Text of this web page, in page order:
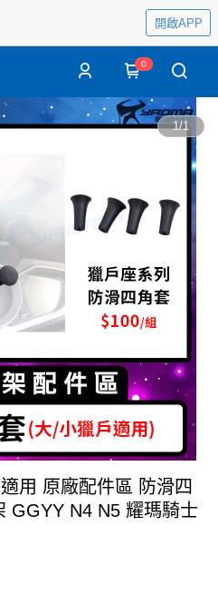
開啟APP
0
1/1
用 原廠配件區 防滑四
GGYY N4 N5 耀瑪騎士